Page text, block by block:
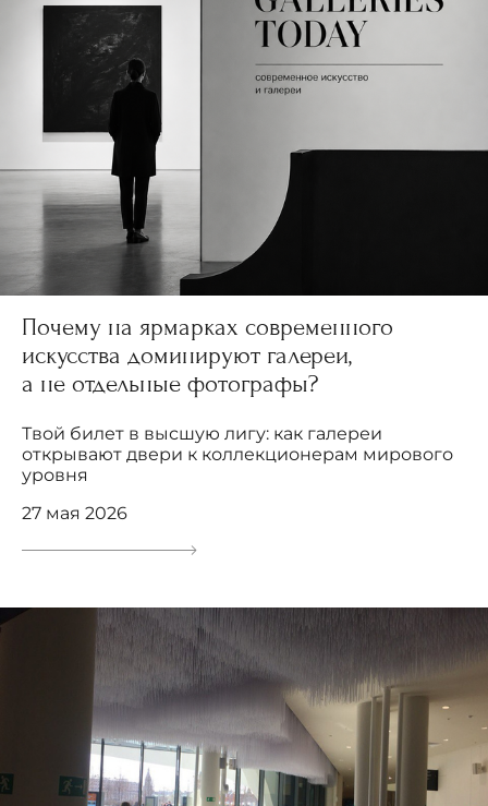
Почему на ярмарках современного
искусства доминируют галереи,
а не отдельные фотографы?
Твой билет в высшую лигу: как галереи
открывают двери к коллекционерам мирового
уровня
27 мая 2026